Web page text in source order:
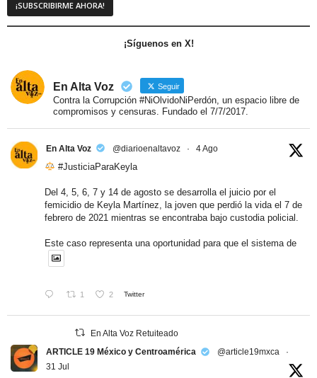
¡Síguenos en X!
En Alta Voz Seguir
Contra la Corrupción #NiOlvidoNiPerdón, un espacio libre de
compromisos y censuras. Fundado el 7/7/2017.
En Alta Voz @diarioenaltavoz · 4 Ago
#JusticiaParaKeyla
Del 4, 5, 6, 7 y 14 de agosto se desarrolla el juicio por el
femicidio de Keyla Martínez, la joven que perdió la vida el 7 de
febrero de 2021 mientras se encontraba bajo custodia policial.
Este caso representa una oportunidad para que el sistema de
1 2 Twitter
En Alta Voz Retuiteado
ARTICLE 19 México y Centroamérica
@article19mxca
·
31 Jul